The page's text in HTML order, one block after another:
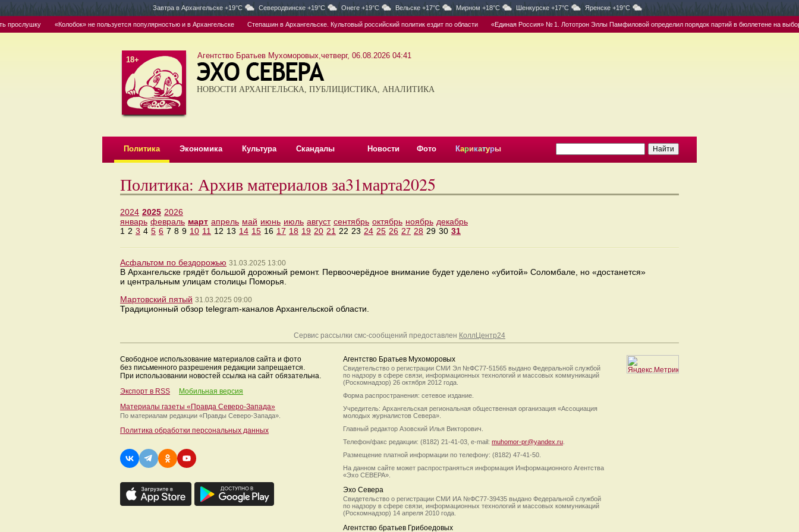
Завтра в Архангельске +19°C Северодвинске +19°C Онеге +19°C Вельске +17°C Мирном +18°C Шенкурске +17°C Яренске +19°C
«Колобок» не пользуется популярностью и в Архангельске Степашин в Архангельске. Культовый российский политик ездит по области «Единая Россия» № 1. Лототрон Эллы Памфиловой определил порядок партий в бюллетене на
18+ Агентство Братьев Мухоморовых,четверг, 06.08.2026 04:41
НОВОСТИ АРХАНГЕЛЬСКА, ПУБЛИЦИСТИКА, АНАЛИТИКА
Политика Экономика Культура Скандалы Новости Фото Карикатуры
Политика: Архив материалов за31марта2025
2024 2025 2026
январь февраль март апрель май июнь июль август сентябрь октябрь ноябрь декабрь
1 2 3 4 5 6 7 8 9 10 11 12 13 14 15 16 17 18 19 20 21 22 23 24 25 26 27 28 29 30 31
Асфальтом по бездорожью 31.03.2025 13:00
В Архангельске грядёт большой дорожный ремонт. Первоочерёдное внимание будет уделено «убитой» Соломбале, но «достанется»
и центральным улицам столицы Поморья.
Мартовский пятый 31.03.2025 09:00
Традиционный обзор telegram-каналов Архангельской области.
Сервис рассылки смс-сообщений предоставлен КоллЦентр24
Свободное использование материалов сайта и фото
без письменного разрешения редакции запрещается.
При использовании новостей ссылка на сайт обязательна.
Экспорт в RSS
Мобильная версия
Материалы газеты «Правда Северо-Запада»
По материалам редакции «Правды Северо-Запада».
Политика обработки персональных данных
Агентство Братьев Мухоморовых
Свидетельство о регистрации СМИ Эл №ФС77-51565 выдано Федеральной службой
по надзору в сфере связи, информационных технологий и массовых коммуникаций
(Роскомнадзор) 26 октября 2012 года.
Форма распространения: сетевое издание.
Учредитель: Архангельская региональная общественная организация «Ассоциация
молодых журналистов Севера».
Главный редактор Азовский Илья Викторович.
Телефон/факс редакции: (8182) 21-41-03, e-mail: muhomor-pr@yandex.ru
Размещение платной информации по телефону: (8182) 47-41-50.
На данном сайте может распространяться информация Информационного Агентства
«Эхо СЕВЕРА».
Эхо Севера
Свидетельство о регистрации СМИ ИА №ФС77-39435 выдано Федеральной службой
по надзору в сфере связи, информационных технологий и массовых коммуникаций
(Роскомнадзор) 14 апреля 2010 года.
Агентство братьев Грибоедовых